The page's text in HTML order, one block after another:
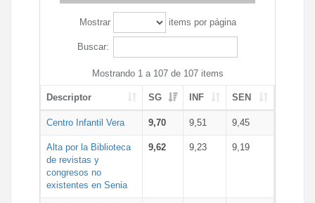
Mostrar items por página
Buscar:
Mostrando 1 a 107 de 107 items
Descriptor SG INF SEN
Centro Infantil Vera 9,70 9,51 9,45
Alta por la Biblioteca
de revistas y
congresos no
existentes en Senia
9,62 9,23 9,19